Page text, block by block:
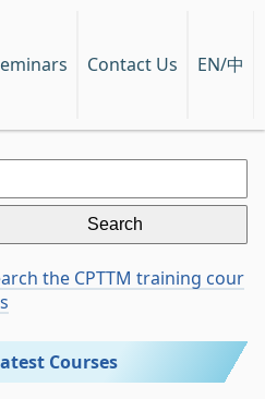
Contact Us EN/中
the CPTTM training cour
Courses